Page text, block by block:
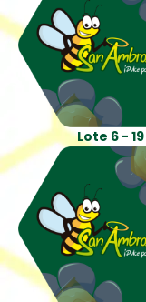
Lote 6 - 19